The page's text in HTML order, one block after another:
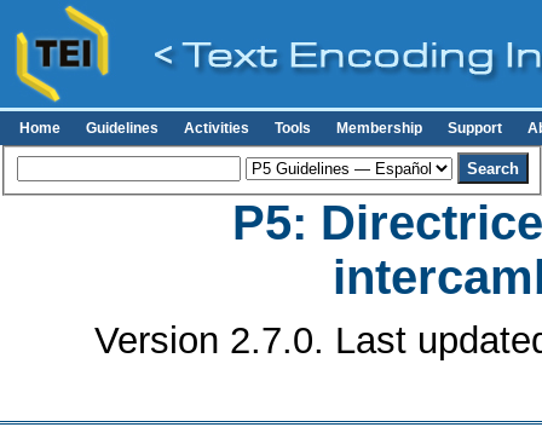
Home Guidelines Activities Tools Membership Support
P5:
Version 2.7.0. Last